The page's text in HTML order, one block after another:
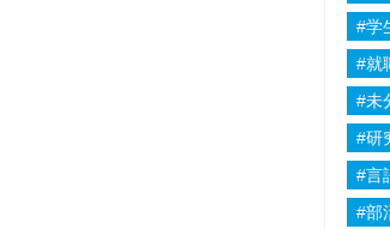
#学
#就
#未
#研
#言
#部